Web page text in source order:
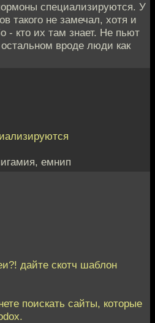
специализируются. У
такого не замечал, хотя и
- кто их там знает. Не пьют
вроде люди как
емнип
дайте скотч шаблон
поискать сайты, которые